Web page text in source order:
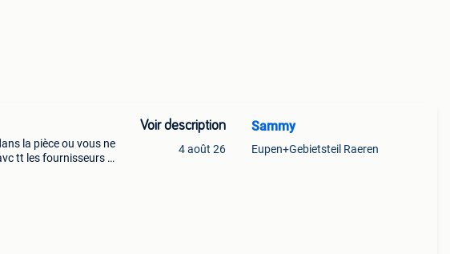
la pièce ou vous ne
tt les fournisseurs (
Voir description
4 août 26
Sammy
Eupen+Gebietsteil Raeren